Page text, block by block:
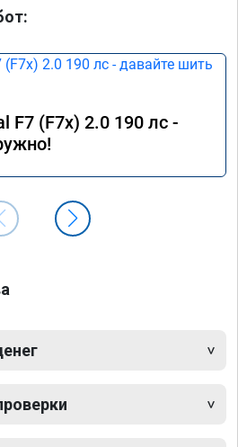
F7 (F7x) 2.0 190 лс -